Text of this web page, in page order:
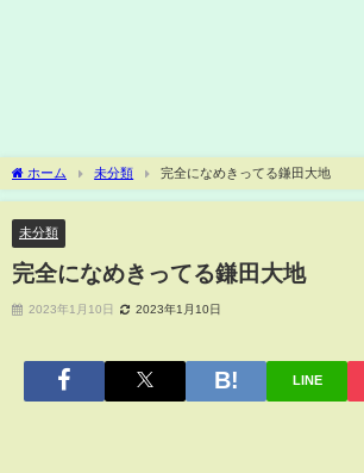
ホーム 未分類 完全になめきってる鎌田大地
未分類
完全になめきってる鎌田大地
2023年1月10日 2023年1月10日
LINE